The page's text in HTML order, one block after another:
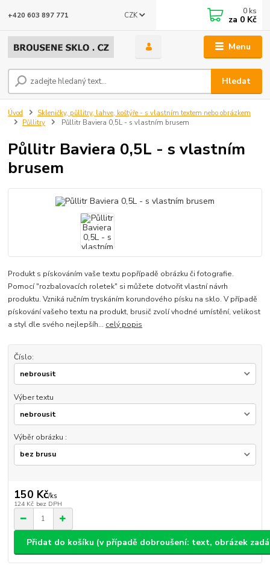
Menu
CZK
Hledat
+420 603 897 771 0 ks
za 0 Kč
Úvod
Skleničky, půllitry, lahve, koštýře - s vlastním textem nebo obrázkem
Půllitry
Půllitr Baviera 0,5L - s vlastním brusem
Půllitr Baviera 0,5L - s vlastním
brusem
Produkt s pískováním vaše textu popřípadě obrázku či fotografie.
Pomocí "rozbalovacích roletek" si můžete dotvořit vlastní návrh
produktu. Vzniká ručním tryskáním korundového písku na sklo. V případě
pískování vašeho textu na produkt, brusič zvolí vhodné umístění, velikost
a styl dle svého nejlepšíh... celý popis
Číslo:
Výber textu
Výběr obrázku :
150 Kč/ks
124 Kč bez DPH
Přidat do košíku (v případě dobroušení: text, obrázek